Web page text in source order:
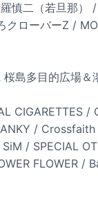
慎二（若旦那
クローバーZ /
島多目的広場＆
CIGARETTES /
/
/ SPECIAL
FLOWER /